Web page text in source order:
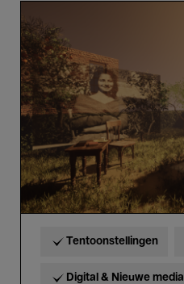
of
Memory
/
بيت
الذاكرة
by
Basil
Rawi
Tentoonstellingen
Digital & Nieuwe media